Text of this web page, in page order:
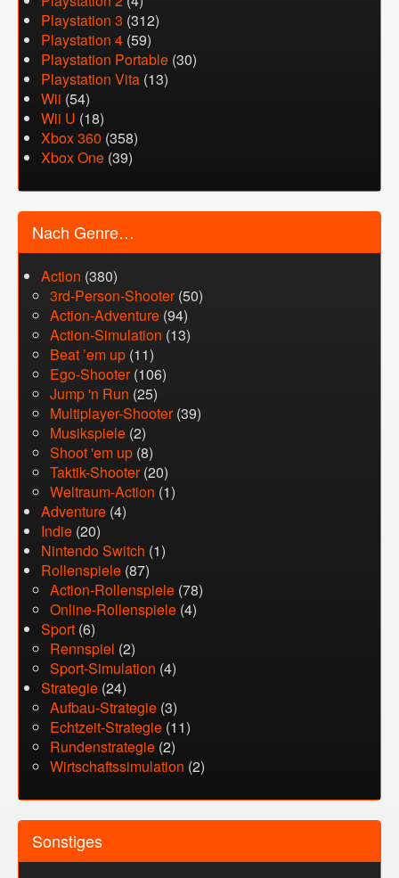
Playstation 3 (312)
Playstation 4 (59)
Playstation Portable (30)
Playstation Vita (13)
Wii (54)
Wii U (18)
Xbox 360 (358)
Xbox One (39)
Nach Genre…
Action (380)
3rd-Person-Shooter(50)
Action-Adventure (94)
Action-Simulation (13)
Beat ’em up (11)
Ego-Shooter(106)
Jump 'n Run (25)
Multiplayer-Shooter(39)
Musikspiele (2)
Shoot 'em up (8)
Taktik-Shooter(20)
Weltraum-Action (1)
Adventure (4)
Indie (20)
Nintendo Switch (1)
Rollenspiele (87)
Action-Rollenspiele (78)
Online-Rollenspiele (4)
Sport (6)
Rennspiel (2)
Sport-Simulation (4)
Strategie (24)
Aufbau-Strategie (3)
Echtzeit-Strategie (11)
Rundenstrategie (2)
Wirtschaftssimulation (2)
Sonstiges